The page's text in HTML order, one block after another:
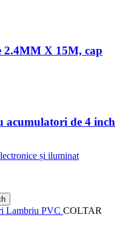
2.4MM X 15M, cap
de 4 inch
și iluminat
Lambriu PVC COLTAR